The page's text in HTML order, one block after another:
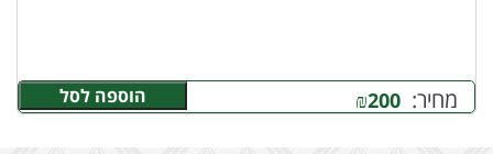
מחיר: ₪200 הוספה לסל